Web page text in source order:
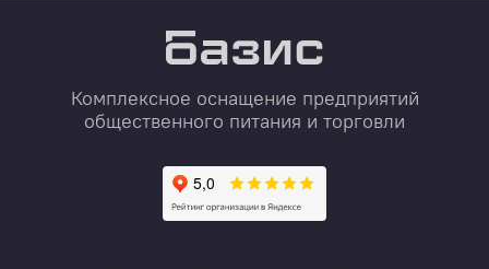
Комплексное оснащение предприятий
общественного питания и торговли